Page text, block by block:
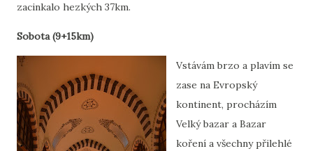
zacinkalo hezkých 37km.
Sobota (9+15km)
Vstávám brzo a plavím se
zase na Evropský
kontinent, procházím
Velký bazar a Bazar
koření a všechny přilehlé